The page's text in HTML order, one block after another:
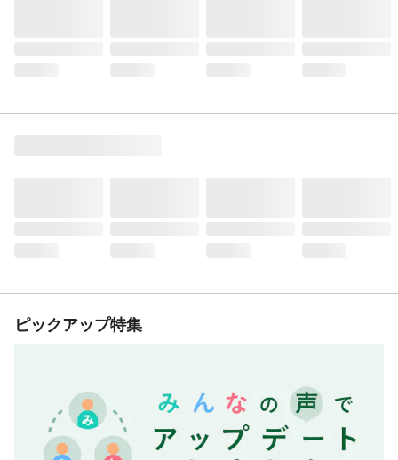
ピックアップ特集